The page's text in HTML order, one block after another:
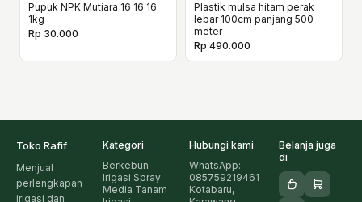
Pupuk NPK Mutiara 16 16 16
1kg
Rp 30.000
Plastik mulsa hitam perak
lebar 100cm panjang 500
meter
Rp 490.000
Toko Rafif
Menjual
perlengkapan
irigasi dan
Kategori
Berkebun
Irigasi Spray
Media Tanam
Hubungi kami
WhatsApp:
085759219461
Kotabaru,
Belanja juga
di